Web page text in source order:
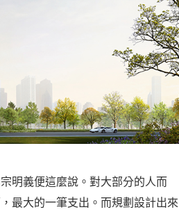
明義便這麼說。對大部分的人而
最大的一筆支出。而規劃設計出來